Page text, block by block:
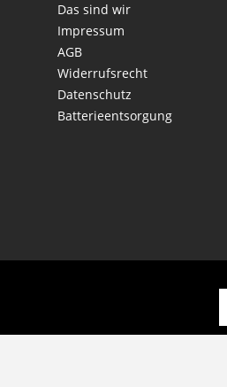
Das sind wir
Impressum
AGB
Widerrufsrecht
Datenschutz
Batterieentsorgung